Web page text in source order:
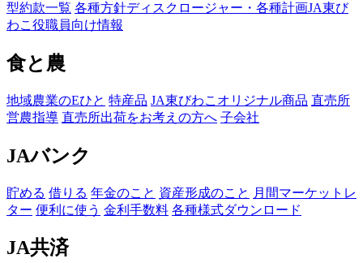
型約款一覧 各種方針ディスクロージャー・各種計画JA東び
わこ役職員向け情報
食と農
地域農業のEひと 特産品 JA東びわこオリジナル商品 直売所
営農指導 直売所出荷をお考えの方へ 子会社
JAバンク
貯める 借りる 年金のこと 資産形成のこと 月間マーケットレ
ター 便利に使う 金利手数料 各種様式ダウンロード
JA共済